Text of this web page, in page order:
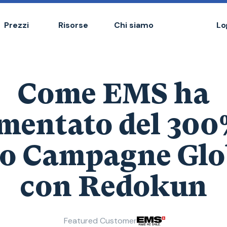
Prezzi Risorse Chi siamo
Come EMS ha
del
Campagne
con Redokun​
Featured Customer